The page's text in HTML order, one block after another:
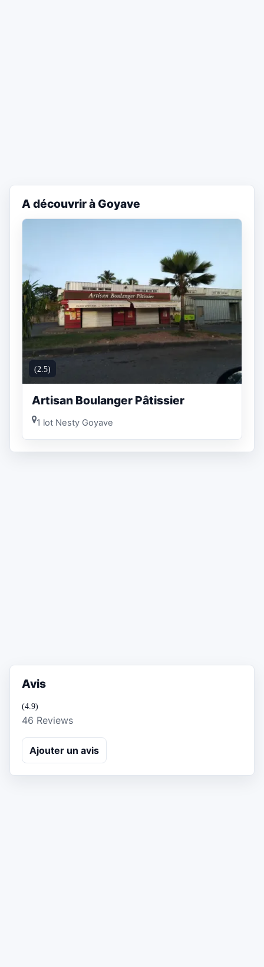
A découvrir à Goyave
(2.5)
Artisan Boulanger Pâtissier
1 lot Nesty Goyave
Avis
(4.9)
46 Reviews
Ajouter un avis